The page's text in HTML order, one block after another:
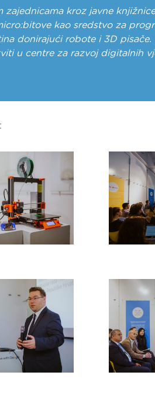
zajednicama kroz javne
kao sredstvo za
donirajući robote i 3D
u centre za razvoj digitalnih